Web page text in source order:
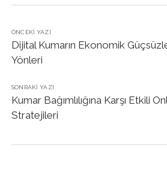
ÖNCEKI YAZI
Dijital Kumarın Ekonomik
Yönleri
SONRAKI YAZI
Kumar Bağımlılığına Karşı Etkili
Stratejileri